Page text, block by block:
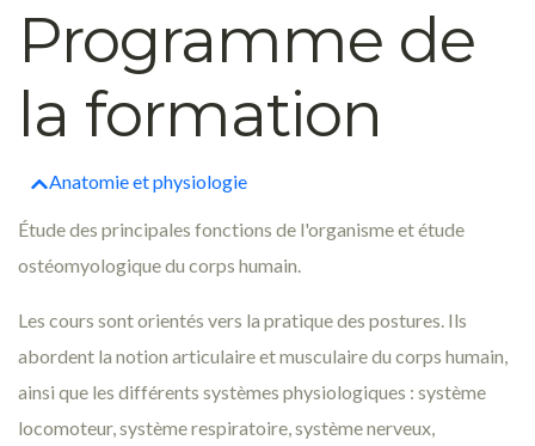
Programme de
la formation
Anatomie et physiologie
Étude des principales fonctions de l'organisme et étude
ostéomyologique du corps humain.
Les cours sont orientés vers la pratique des postures. Ils
abordent la notion articulaire et musculaire du corps humain,
ainsi que les différents systèmes physiologiques : système
locomoteur, système respiratoire, système nerveux,